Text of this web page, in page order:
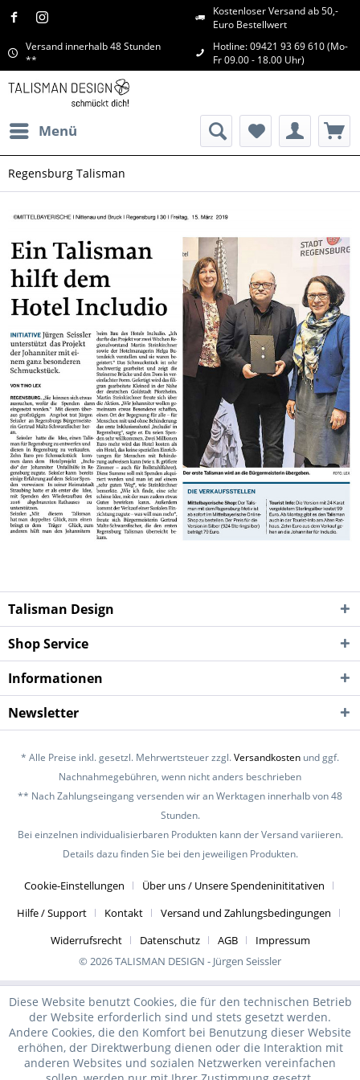
Kostenloser Versand ab 50,-
Euro Bestellwert
Versand innerhalb 48 Stunden
**
Hotline: 09421 93 69 610 (Mo-
Fr 09.00 - 18.00 Uhr)
Menü
Regensburg Talisman
Talisman Design
Shop Service
Informationen
Newsletter
* Alle Preise inkl. gesetzl. Mehrwertsteuer zzgl.Versandkosten und ggf.
Nachnahmegebühren, wenn nicht anders beschrieben
** Nach Zahlungseingang versenden wir an Werktagen innerhalb von 48
Stunden.
Bei einzelnen individualisierbaren Produkten kann der Versand variieren.
Details dazu finden Sie bei den jeweiligen Produkten.
Cookie-Einstellungen
Über uns / Unsere Spendeninititativen
Hilfe / Support
Kontakt
Versand und Zahlungsbedingungen
Widerrufsrecht
Datenschutz AGB
Impressum
© 2026 TALISMAN DESIGN - Jürgen Seissler
Diese Website benutzt Cookies, die für den technischen Betrieb
der Website erforderlich sind und stets gesetzt werden.
Andere Cookies, die den Komfort bei Benutzung dieser Website
erhöhen, der Direktwerbung dienen oder die Interaktion mit
anderen Websites und sozialen Netzwerken vereinfachen